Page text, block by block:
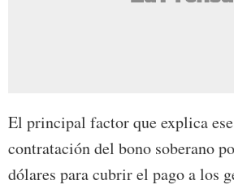
El principal factor que explica
contratación del bono soberano
dólares para cubrir el pago a los